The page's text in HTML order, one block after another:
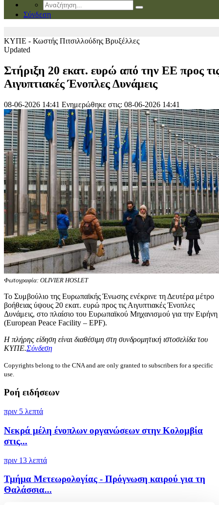
Σύνδεση
ΚΥΠΕ - Κωστής Πιτσιλλούδης Βρυξέλλες
Updated
Στήριξη 20 εκατ. ευρώ από την ΕΕ προς
Αιγυπτιακές Ένοπλες Δυνάμεις
08-06-2026 14:41 Ενημερώθηκε στις: 08-06-2026 14:41
Φωτογραφία: OLIVIER HOSLET
Το Συμβούλιο της Ευρωπαϊκής Ένωσης ενέκρινε τη Δευτέρα μέτρο
βοήθειας ύψους 20 εκατ. ευρώ προς τις Αιγυπτιακές Ένοπλες
Δυνάμεις, στο πλαίσιο του Ευρωπαϊκού Μηχανισμού για την Ειρήνη
(European Peace Facility – EPF).
Η πλήρης είδηση είναι διαθέσιμη στη συνδρομητική ιστοσελίδα του
ΚΥΠΕ.Σύνδεση
Copyrights belong to the CNA and are only granted to subscribers for a specific
use.
Ροή ειδήσεων
πριν 5 λεπτά
Νεκρά μέλη ένοπλων οργανώσεων στην Κολομβία
στις...
πριν 13 λεπτά
Τμήμα Μετεωρολογίας - Πρόγνωση καιρού για τη
Θαλάσσια...